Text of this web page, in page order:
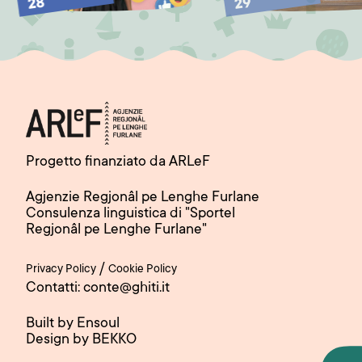
28 29
Progetto finanziato da ARLeF
Agjenzie Regjonâl pe Lenghe Furlane
Consulenza linguistica di "Sportel
Regjonâl pe Lenghe Furlane"
Privacy Policy / Cookie Policy
Contatti: conte@ghiti.it
Built by Ensoul
Design by BEKKO